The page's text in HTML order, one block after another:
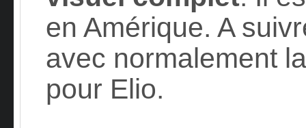
en Amérique. A
avec normalement
pour Elio.